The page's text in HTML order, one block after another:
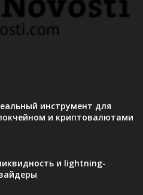
инструмент для
и криптовалютами
и lightning-